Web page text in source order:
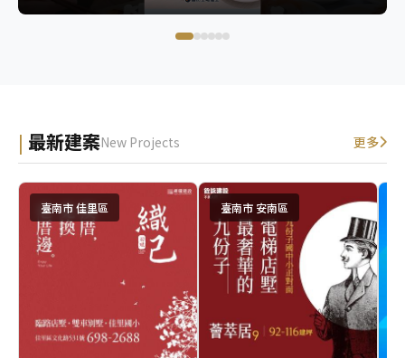
最新建案New Projects 更多
臺南市 佳里區 臺南市 安南區